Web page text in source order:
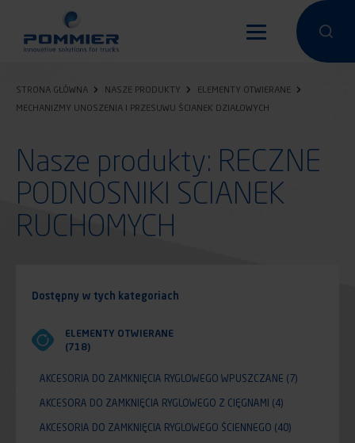
treści
STRONA GŁÓWNA NASZE PRODUKTY
ELEMENTY OTWIERANE
MECHANIZMY UNOSZENIA I PRZESUWU ŚCIANEK DZIAŁOWYCH
Nasze produkty: RECZNE
PODNOSNIKI SCIANEK
RUCHOMYCH
Dostępny w tych kategoriach
ELEMENTY OTWIERANE
(718)
AKCESORIA DO ZAMKNIĘCIA RYGLOWEGO WPUSZCZANE (7)
AKCESORA DO ZAMKNIĘCIA RYGLOWEGO Z CIĘGNAMI (4)
AKCESORIA DO ZAMKNIĘCIA RYGLOWEGO ŚCIENNEGO (40)